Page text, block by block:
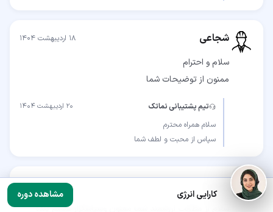
شجاعی ۱۸ اردیبهشت ۱۴۰۴
ممنون از توضیحات شما
تیم پشتیبانی نماتک ۲۰ اردیبهشت ۱۴۰۴
سپاس از محبت و لطف شما
۱۵ دی ۱۴۰۱
سلام از مطالب ارزشمند شما ممنون وسپاسگزار هستم بنده
کارایی انرژی مشاهده دوره